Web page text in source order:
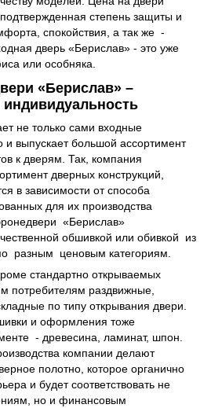
степень защиты и
спокойствия, а так же -
дверь «Берислав» - это уже
или особняка.
«Берислав» –
не только сами входные
и выпускает большой ассортимент
к дверям. Так, компания
дверных конструкций,
в зависимости от способа
для их производства
«Берислав»
обшивкой или обивкой из
разным ценовым категориям.
стандартно открываемых
потребителям раздвижные,
по типу открывания двери.
и оформления тоже
- древесина, ламинат, шпон.
компании делают
полотно, которое органично
и будет соответствовать не
но и финансовым